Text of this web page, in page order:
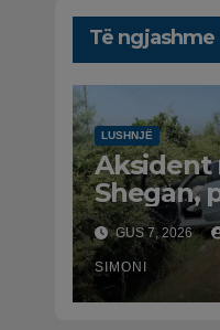
Të ngjashme
LUSHNJË
Aksident
Shegan,
Benz-i
plagoset
moshuar
GUS 7, 2026
SIMONI